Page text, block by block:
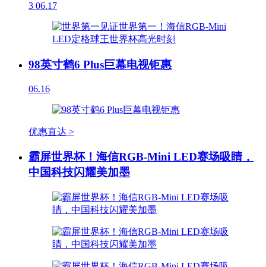
3 06.17
98英寸鹤6 Plus巨幕电视钜惠
06.16
优惠直达 >
霸屏世界杯！海信RGB-Mini LED赛场吸睛，
中国科技闪耀美加墨